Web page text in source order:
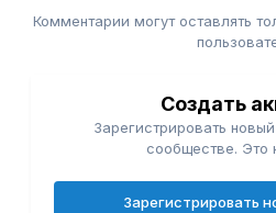
Комментарии могут оставлять
Создать
Зарегистрировать
сообществе. Это
Зарегистрировать